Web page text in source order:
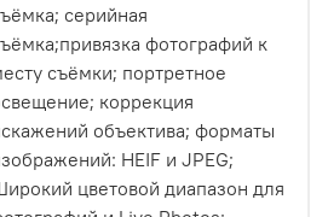
серийная
фотографий к
съёмки; портретное
коррекция
объектива; форматы
HEIF и JPEG;
цветовой диапазон для